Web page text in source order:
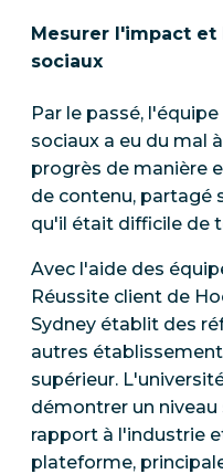
Mesurer l'impact et
sociaux
Par le passé,
sociaux a eu du mal
progrès de manière
de contenu, partagé
qu'il était difficile de
Avec l'aide des
Réussite client de
Sydney établit des
autres
supérieur.
démontrer un niveau
rapport à l'industrie
plateforme,